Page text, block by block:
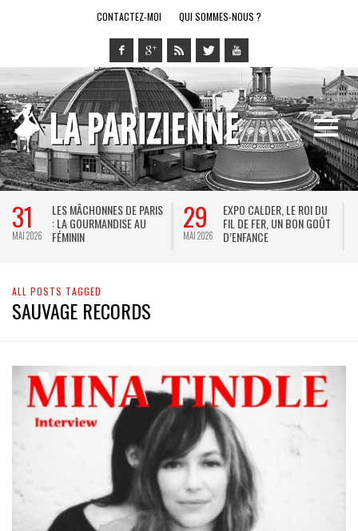
CONTACTEZ-MOI QUI SOMMES-NOUS ?
31
MAI 2026
LES MÂCHONNES DE PARIS
: LA GOURMANDISE AU
FÉMININ
29
MAI 2026
EXPO CALDER, LE ROI DU
FIL DE FER, UN BON GOÛT
D’ENFANCE
ALL POSTS TAGGED
SAUVAGE RECORDS